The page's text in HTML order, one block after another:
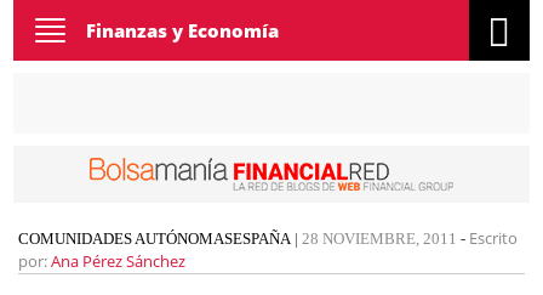
Toggle
navigation
Finanzas y Economía
COMUNIDADES AUTÓNOMASESPAÑA| 28 NOVIEMBRE, 2011 - Escrito
por:Ana Pérez Sánchez